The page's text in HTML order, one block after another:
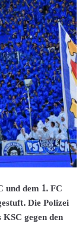
dem 1. FC
Die Polizei
gegen den